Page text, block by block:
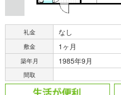
礼金 なし
敷金 1ヶ月
築年月 1985年9月
間取